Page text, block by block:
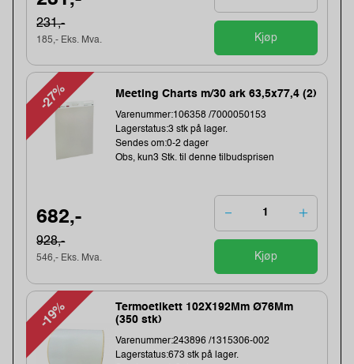
231,-
185,- Eks. Mva. Kjøp
-27% Meeting Charts m/30 ark 63,5x77,4 (2)
Varenummer:106358 /7000050153
Lagerstatus:3 stk på lager.
Sendes om:0-2 dager
Obs, kun3 Stk. til denne tilbudsprisen
682,-
928,-
546,- Eks. Mva. Kjøp
-19%
Termoetikett 102X192Mm Ø76Mm
(350 stk)
Varenummer:243896 /1315306-002
Lagerstatus:673 stk på lager.